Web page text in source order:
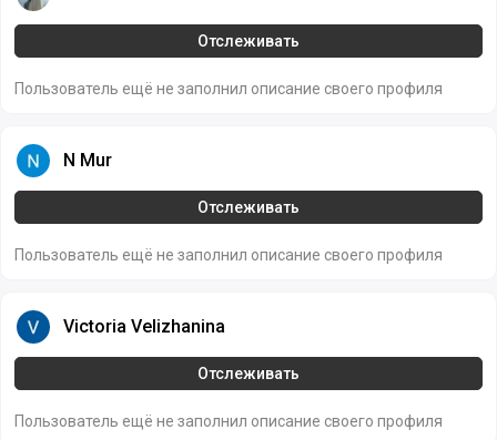
Отслеживать
Пользователь ещё не заполнил описание своего профиля
N Mur N Mur
Отслеживать
Пользователь ещё не заполнил описание своего профиля
Victoria Velizhanina
Victoria Velizhanina
Отслеживать
Пользователь ещё не заполнил описание своего профиля